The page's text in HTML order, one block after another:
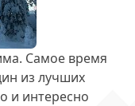
Самое время
из лучших
и интересно